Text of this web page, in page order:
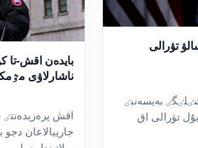
تۋرالى
بەيسەنبٸ
تۋرالى اق
بايدەن اقش-تا
ناشارلاۋى
اقش
جارييالاعان